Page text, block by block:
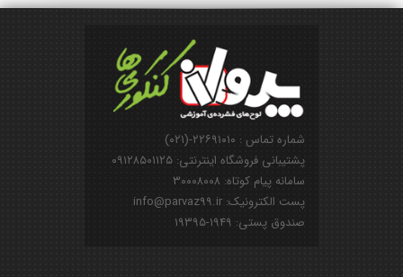
شماره تماس : ۲۲۶۹۱۰۱۰-(۰۲۱)
پشتیبانی فروشگاه اینترنتی: ۰۹۱۲۸۵۰۱۱۲۵
سامانه پیام کوتاه: ۳۰۰۰۸۰۰۸
پست الکترونیک: info@parvaz99.ir
صندوق پستی: ۱۹۴۹-۱۹۳۹۵